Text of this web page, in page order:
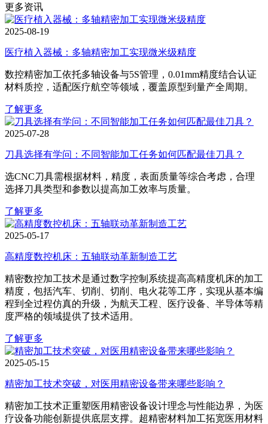
更多资讯
2025-08-19
医疗植入器械：多轴精密加工实现微米级精度
数控精密加工依托多轴设备与5S管理，0.01mm精度结合认证
材料质控，适配医疗航空等领域，覆盖原型到量产全周期。
了解更多
2025-07-28
刀具选择有学问：不同智能加工任务如何匹配最佳刀具？
选CNC刀具需根据材料，精度，表面质量等综合考虑，合理
选择刀具类型和参数以提高加工效率与质量。
了解更多
2025-05-17
高精度数控机床：五轴联动革新制造工艺
精密数控加工技术是通过数字控制系统提高高精度机床的加工
精度，包括汽车、切削、切削、电火花等工序，实现从基本编
程到全过程仿真的升级，为航天工程、医疗设备、半导体等精
度严格的领域提供了技术适用。
了解更多
2025-05-15
精密加工技术突破，对医用精密设备带来哪些影响？
精密加工技术正重塑医用精密设备设计理念与性能边界，为医
疗设备功能创新提供底层支撑。超精密材料加工拓宽医用材料